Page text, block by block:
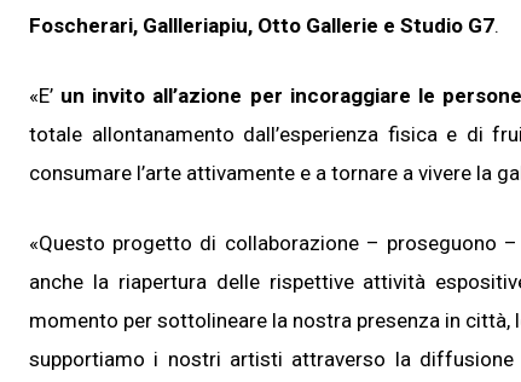
Foscherari, Gallleriapiu, Otto Gallerie e Studio G7.
«E’ un invito all’azione per incoraggiare le
totale allontanamento dall’esperienza fisica e di
consumare l’arte attivamente e a tornare a vivere la
«Questo progetto di collaborazione – proseguono
anche la riapertura delle rispettive attività
momento per sottolineare la nostra presenza in città,
supportiamo i nostri artisti attraverso la